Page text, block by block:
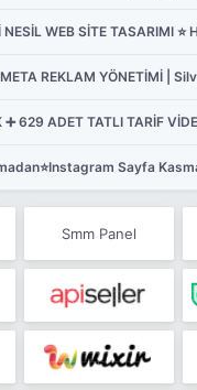
629 ADET TATLI TARİF
Smm Panel